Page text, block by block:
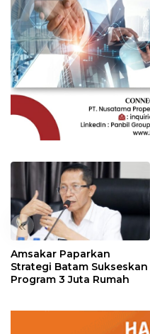
«
Amsakar Paparkan
Strategi Batam Sukseskan
Program 3 Juta Rumah